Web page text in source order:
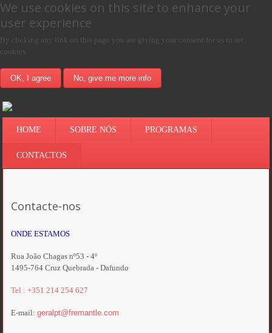
We use cookies on this site to enhance your
user experience
By clicking any link on this page you are giving your consent for us to set
cookies.
OK, I agree No, give me more info
HOME SOBRE NÓS PROGRAMAS
CONTACTOS
Contacte-nos
ONDE ESTAMOS
Rua João Chagas nº53 - 4º
1495-764 Cruz Quebrada - Dafundo
Tel : +351 214 254 627
E-mail:geralpt@fremantle.com